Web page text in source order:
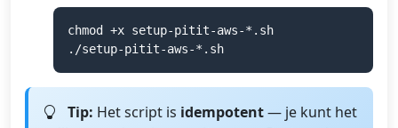
chmod +x setup-pitit-aws-*.sh
./setup-pitit-aws-*.sh
Tip: Het script is idempotent— je kunt het